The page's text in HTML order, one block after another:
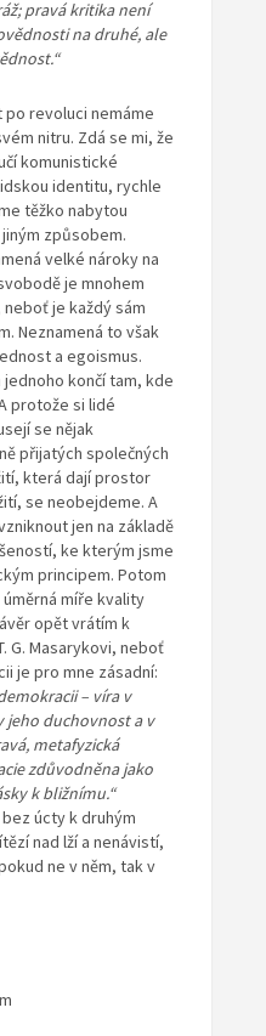
pravá kritika není
na druhé, ale
revoluci nemáme
nitru. Zdá se mi, že
komunistické
identitu, rychle
těžko nabytou
způsobem.
velké nároky na
je mnohem
je každý sám
Neznamená to však
a egoismus.
končí tam, kde
protože si lidé
se nějak
přijatých společných
která dají prostor
se neobejdeme. A
jen na základě
ke kterým jsme
principem. Potom
míře kvality
opět vrátím k
G. Masarykovi, neboť
je pro mne zásadní:
– víra v
jeho duchovnost a v
metafyzická
zdůvodněna jako
k bližnímu.“
úcty k druhým
nad lží a nenávistí,
ne v něm, tak v